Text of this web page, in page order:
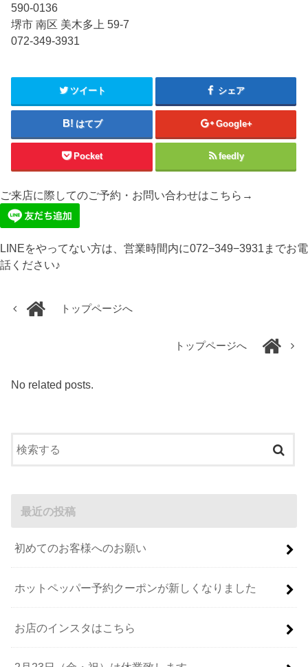
590-0136
堺市 南区 美木多上 59-7
072-349-3931
ツイート シェア
はてブ Google+
Pocket feedly
ご来店に際してのご予約・お問い合わせはこちら→
LINEをやってない方は、営業時間内に072−349−3931までお電
話ください♪
トップページへ
トップページへ
No related posts.
最近の投稿
初めてのお客様へのお願い
ホットペッパー予約クーポンが新しくなりました
お店のインスタはこちら